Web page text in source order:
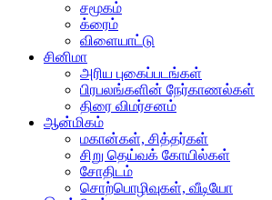
சமூகம்
க்ரைம்
விளையாட்டு
சினிமா
அரிய புகைப்படங்கள்
பிரபலங்களின் நேர்காணல்கள்
திரை விமர்சனம்
ஆன்மிகம்
மகான்கள், சித்தர்கள்
சிறு தெய்வக் கோயில்கள்
சோதிடம்
சொற்பொழிவுகள், வீடியோ